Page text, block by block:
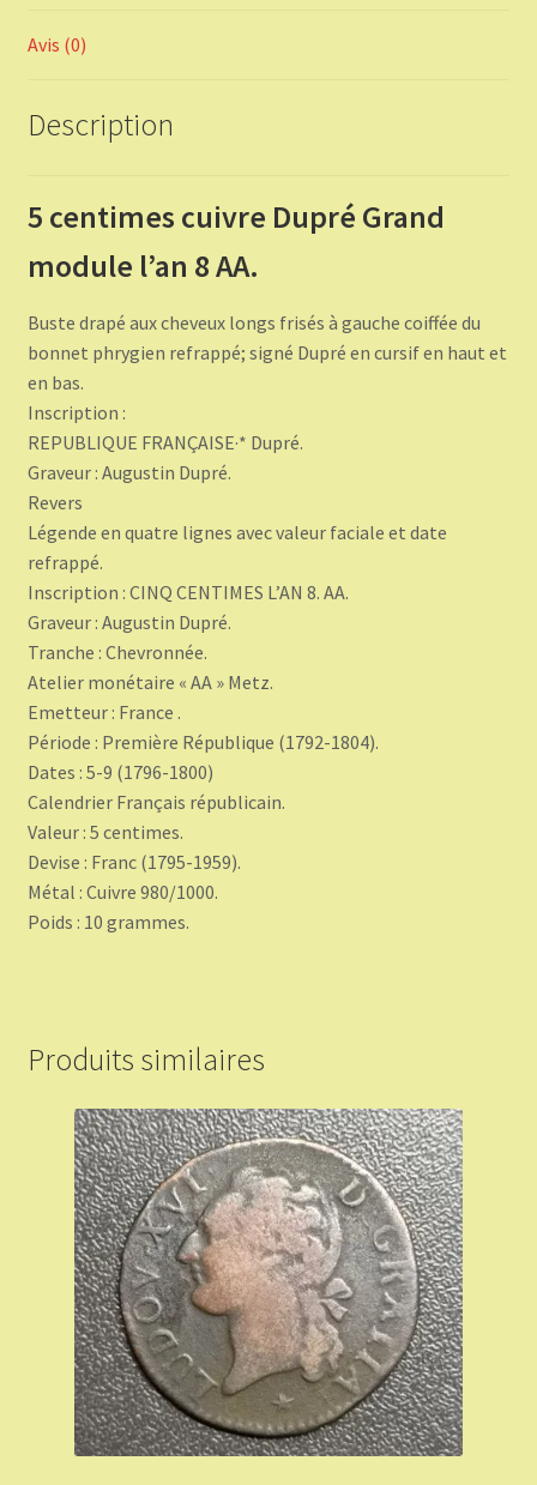
Avis (0)
Description
5 centimes cuivre Dupré Grand
module l’an 8 AA.
Buste drapé aux cheveux longs frisés à gauche coiffée du
bonnet phrygien refrappé; signé Dupré en cursif en haut et
en bas.
Inscription :
REPUBLIQUE FRANÇAISE·* Dupré.
Graveur : Augustin Dupré.
Revers
Légende en quatre lignes avec valeur faciale et date
refrappé.
Inscription : CINQ CENTIMES L’AN 8. AA.
Graveur : Augustin Dupré.
Tranche : Chevronnée.
Atelier monétaire « AA » Metz.
Emetteur : France .
Période : Première République (1792-1804).
Dates : 5-9 (1796-1800)
Calendrier Français républicain.
Valeur : 5 centimes.
Devise : Franc (1795-1959).
Métal : Cuivre 980/1000.
Poids : 10 grammes.
Produits similaires